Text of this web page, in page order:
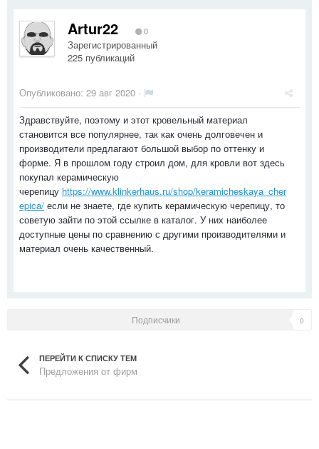
Artur22 0
Зарегистрированный
225 публикаций
Опубликовано: 29 авг 2020 ·
Здравствуйте, поэтому и этот кровельный материал
становится все популярнее, так как очень долговечен и
производители предлагают большой выбор по оттенку и
форме. Я в прошлом году строил дом, для кровли вот здесь
покупал керамическую
черепицу https://www.klinkerhaus.ru/shop/keramicheskaya_cher
epica/ если не знаете, где купить керамическую черепицу, то
советую зайти по этой ссылке в каталог. У них наиболее
доступные цены по сравнению с другими производителями и
материал очень качественный.
Подписчики 0
ПЕРЕЙТИ К СПИСКУ ТЕМ
Предложения от фирм